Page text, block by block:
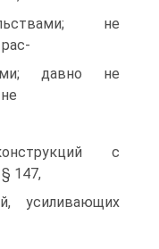
не
давно не
с
147,
усиливающих